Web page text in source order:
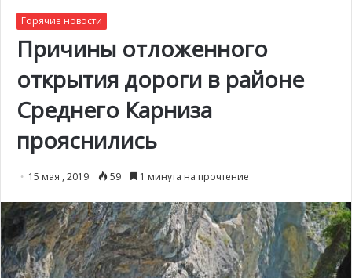
Горячие новости
Причины отложенного
открытия дороги в районе
Среднего Карниза
прояснились
15 мая , 2019 59 1 минута на прочтение